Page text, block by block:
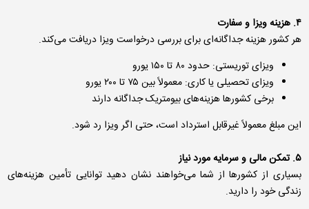
۴. هزینه ویزا و سفارت
هر کشور هزینه جداگانه‌ای برای بررسی درخواست ویزا دریافت می‌کند.
ویزای توریستی: حدود ۸۰ تا ۱۵۰ یورو
ویزای تحصیلی یا کاری: معمولاً بین ۷۵ تا ۲۰۰ یورو
برخی کشورها هزینه‌های بیومتریک جداگانه دارند
این مبلغ معمولاً غیرقابل استرداد است، حتی اگر ویزا رد شود.
۵. تمکن مالی و سرمایه مورد نیاز
بسیاری از کشورها از شما می‌خواهند نشان دهید توانایی تأمین هزینه‌های
زندگی خود را دارید.